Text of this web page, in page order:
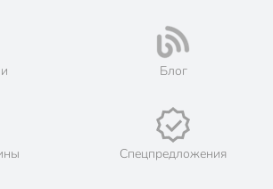
официальном сайте сети магазинов Порядок.
на сайте интернет-гипермаркета или
получении.
продукция. Интернет-гипермаркет
представитель ведущих мировых
Блог
Спецпредложения